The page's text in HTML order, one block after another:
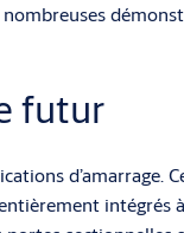
futur